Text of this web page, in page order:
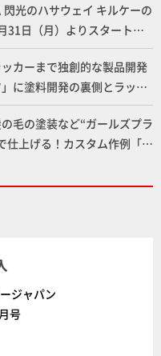
光のハサウェイ キルケーの
31日（月）よりスタート！
信
カーまで独創的な製品開発
に塗料開発の裏側とラッカ
タビュー！
毛の塗装など“ガールズプラ
仕上げる！カスタム作例「白
日（月）11:59まで応募受付
ジャパン
号